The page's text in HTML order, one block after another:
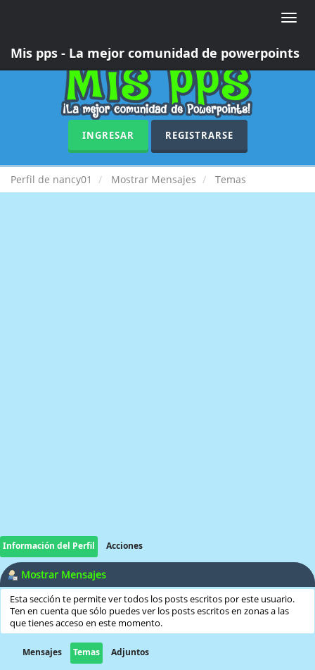
Toggle
Mis pps - La mejor comunidad de powerpoints
INGRESAR REGISTRARSE
Perfil de nancy01 Mostrar Mensajes Temas
Información del Perfil Acciones
Mostrar Mensajes
Esta sección te permite ver todos los posts escritos por este usuario.
Ten en cuenta que sólo puedes ver los posts escritos en zonas a las
que tienes acceso en este momento.
Mensajes Temas Adjuntos